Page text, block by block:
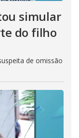
simular
do filho
de omissão